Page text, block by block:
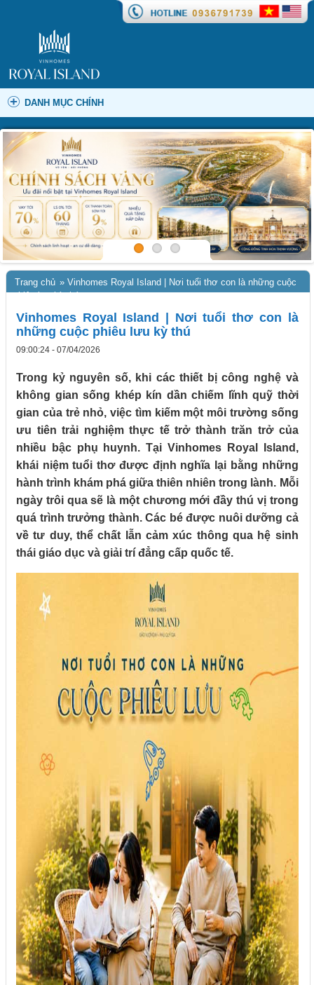
DANH MỤC CHÍNH
Trang chủ » Vinhomes Royal Island | Nơi tuổi thơ con là những cuộc
phiêu lưu kỳ thú
Vinhomes Royal Island | Nơi tuổi thơ con là
những cuộc phiêu lưu kỳ thú
09:00:24 - 07/04/2026
Trong kỷ nguyên số, khi các thiết bị công nghệ và
không gian sống khép kín dần chiếm lĩnh quỹ thời
gian của trẻ nhỏ, việc tìm kiếm một môi trường sống
ưu tiên trải nghiệm thực tế trở thành trăn trở của
nhiều bậc phụ huynh. Tại Vinhomes Royal Island,
khái niệm tuổi thơ được định nghĩa lại bằng những
hành trình khám phá giữa thiên nhiên trong lành. Mỗi
ngày trôi qua sẽ là một chương mới đầy thú vị trong
quá trình trưởng thành. Các bé được nuôi dưỡng cả
về tư duy, thể chất lẫn cảm xúc thông qua hệ sinh
thái giáo dục và giải trí đẳng cấp quốc tế.